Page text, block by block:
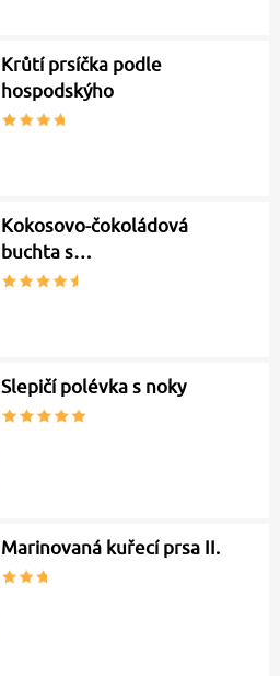
Krůtí prsíčka podle
hospodskýho
Kokosovo-čokoládová
buchta s…
Slepičí polévka s noky
Marinovaná kuřecí prsa II.